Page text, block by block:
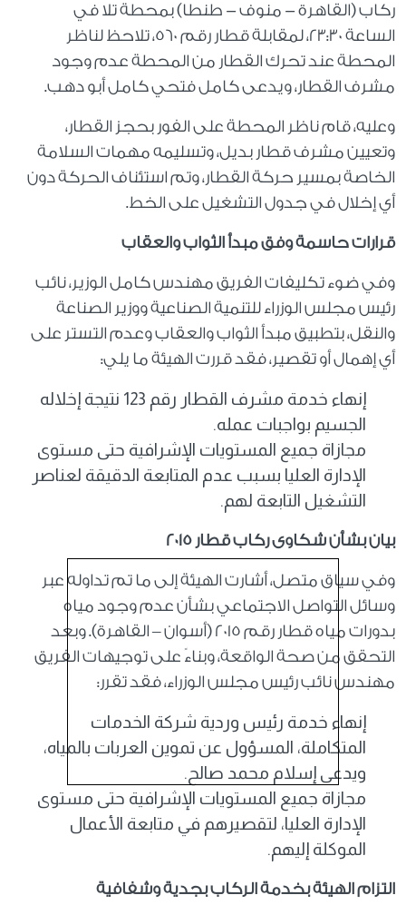
ركاب (القاهرة - منوف - طنطا) بمحطة تلا في
الساعة 23:30، لمقابلة قطار رقم 560، تلاحظ لناظر
المحطة عند تحرك القطار من المحطة عدم وجود
مشرف القطار، ويدعى كامل فتحي كامل أبو دهب.
وعليه، قام ناظر المحطة على الفور بحجز القطار،
وتعيين مشرف قطار بديل، وتسليمه مهمات السلامة
الخاصة بمسير حركة القطار، وتم استئناف الحركة دون
أي إخلال في جدول التشغيل على الخط.
قرارات حاسمة وفق مبدأ الثواب والعقاب
وفي ضوء تكليفات الفريق مهندس كامل الوزير، نائب
رئيس مجلس الوزراء للتنمية الصناعية ووزير الصناعة
والنقل، بتطبيق مبدأ الثواب والعقاب وعدم التستر على
أي إهمال أو تقصير، فقد قررت الهيئة ما يلي:
إنهاء خدمة مشرف القطار رقم 123 نتيجة إخلاله
الجسيم بواجبات عمله.
مجازاة جميع المستويات الإشرافية حتى مستوى
الإدارة العليا بسبب عدم المتابعة الدقيقة لعناصر
التشغيل التابعة لهم.
بيان بشأن شكاوى ركاب قطار 2015
وفي سياق متصل، أشارت الهيئة إلى ما تم تداوله عبر
وسائل التواصل الاجتماعي بشأن عدم وجود مياه
بدورات مياه قطار رقم 2015 (أسوان – القاهرة). وبعد
التحقق من صحة الواقعة، وبناءً على توجيهات الفريق
مهندس نائب رئيس مجلس الوزراء، فقد تقرر:
إنهاء خدمة رئيس وردية شركة الخدمات
المتكاملة، المسؤول عن تموين العربات بالمياه،
ويدعى إسلام محمد صالح.
مجازاة جميع المستويات الإشرافية حتى مستوى
الإدارة العليا، لتقصيرهم في متابعة الأعمال
الموكلة إليهم.
التزام الهيئة بخدمة الركاب بجدية وشفافية